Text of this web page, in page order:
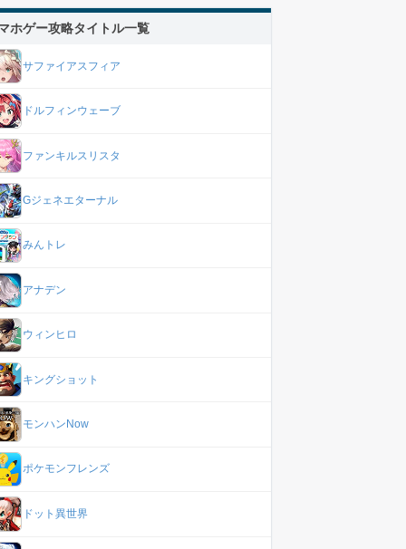
ホゲー攻略タイトル一覧
サファイアスフィア
ドルフィンウェーブ
ファンキルスリスタ
Gジェネエターナル
みんトレ
アナデン
ウィンヒロ
キングショット
モンハンNow
ポケモンフレンズ
ドット異世界